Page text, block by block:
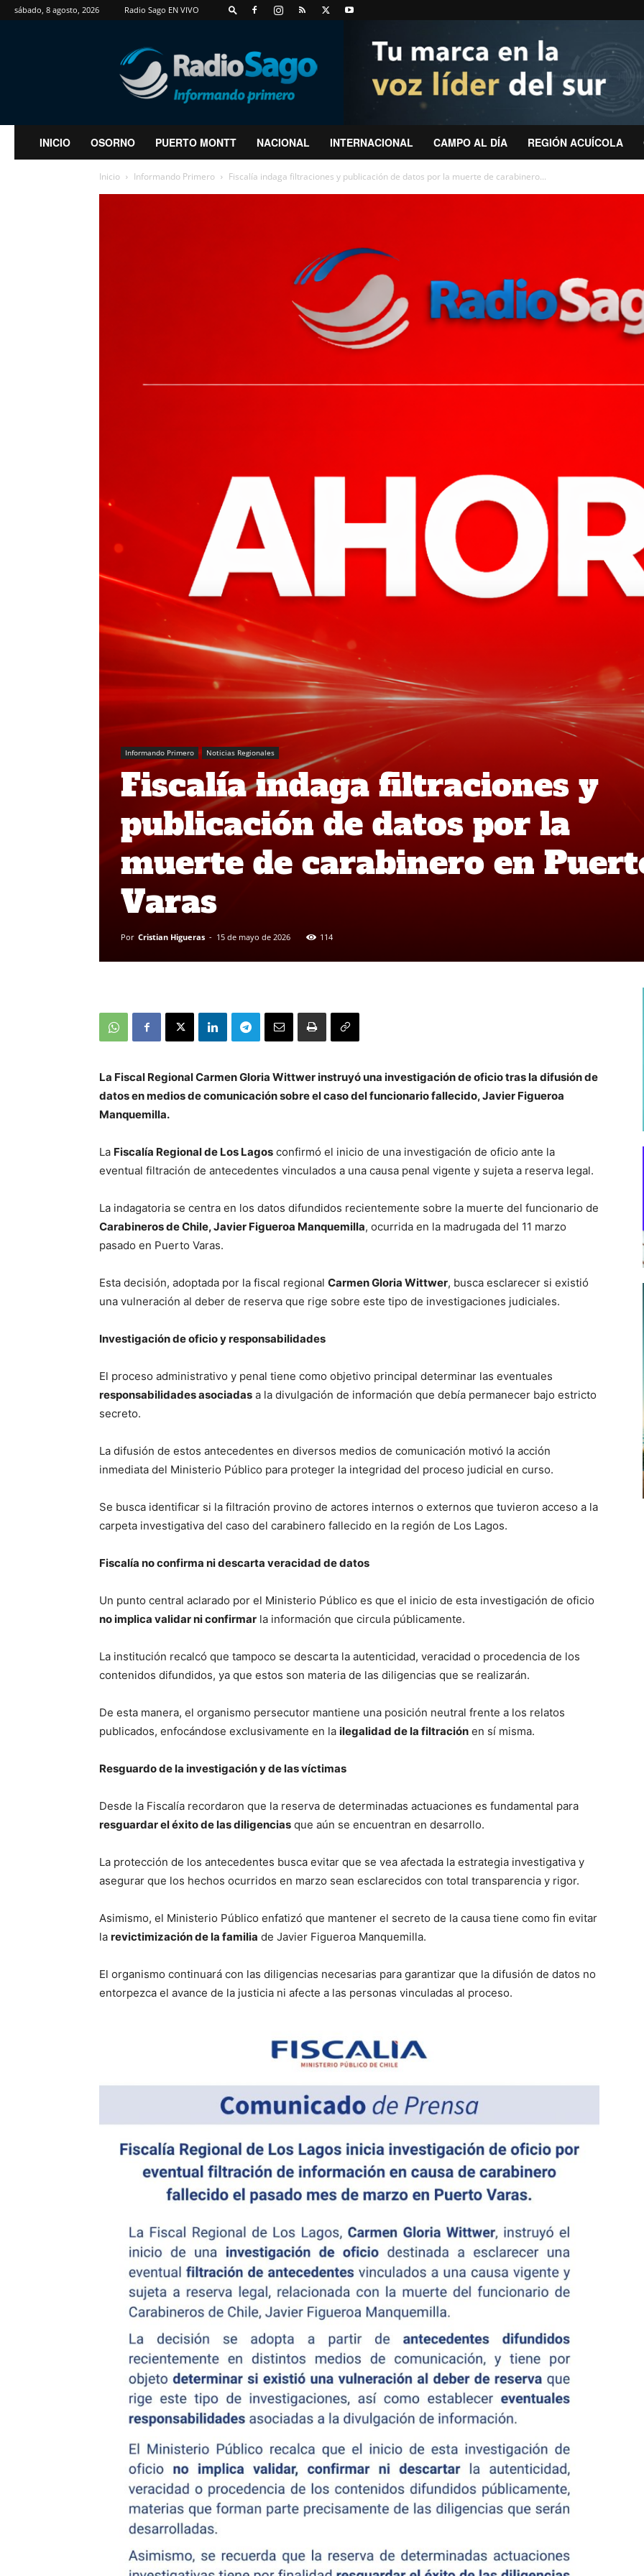
sábado, 8 agosto, 2026 Radio Sago EN VIVO
RadioSago
INICIO OSORNO PUERTO MONTT NACIONAL INTERNACIONAL CAMPO AL DÍA REGIÓN ACUÍCOLA
Inicio Informando Primero Fiscalía indaga filtraciones y publicación de datos por la muerte de carabinero...
Informando Primero Noticias Regionales
Fiscalía indaga filtraciones y
publicación de datos por la
muerte de carabinero en
Varas
Por Cristian Higueras - 15 de mayo de 2026 114
La Fiscal Regional Carmen Gloria Wittwer instruyó una investigación de oficio tras la difusión de
datos en medios de comunicación sobre el caso del funcionario fallecido, Javier Figueroa
Manquemilla.
La Fiscalía Regional de Los Lagos confirmó el inicio de una investigación de oficio ante la
eventual filtración de antecedentes vinculados a una causa penal vigente y sujeta a reserva legal.
La indagatoria se centra en los datos difundidos recientemente sobre la muerte del funcionario de
Carabineros de Chile, Javier Figueroa Manquemilla, ocurrida en la madrugada del 11 marzo
pasado en Puerto Varas.
Esta decisión, adoptada por la fiscal regional Carmen Gloria Wittwer, busca esclarecer si existió
una vulneración al deber de reserva que rige sobre este tipo de investigaciones judiciales.
Investigación de oficio y responsabilidades
El proceso administrativo y penal tiene como objetivo principal determinar las eventuales
responsabilidades asociadas a la divulgación de información que debía permanecer bajo estricto
secreto.
La difusión de estos antecedentes en diversos medios de comunicación motivó la acción
inmediata del Ministerio Público para proteger la integridad del proceso judicial en curso.
Se busca identificar si la filtración provino de actores internos o externos que tuvieron acceso a la
carpeta investigativa del caso del carabinero fallecido en la región de Los Lagos.
Fiscalía no confirma ni descarta veracidad de datos
Un punto central aclarado por el Ministerio Público es que el inicio de esta investigación de oficio
no implica validar ni confirmar la información que circula públicamente.
La institución recalcó que tampoco se descarta la autenticidad, veracidad o procedencia de los
contenidos difundidos, ya que estos son materia de las diligencias que se realizarán.
De esta manera, el organismo persecutor mantiene una posición neutral frente a los relatos
publicados, enfocándose exclusivamente en la ilegalidad de la filtración en sí misma.
Resguardo de la investigación y de las víctimas
Desde la Fiscalía recordaron que la reserva de determinadas actuaciones es fundamental para
resguardar el éxito de las diligencias que aún se encuentran en desarrollo.
La protección de los antecedentes busca evitar que se vea afectada la estrategia investigativa y
asegurar que los hechos ocurridos en marzo sean esclarecidos con total transparencia y rigor.
Asimismo, el Ministerio Público enfatizó que mantener el secreto de la causa tiene como fin evitar
la revictimización de la familia de Javier Figueroa Manquemilla.
El organismo continuará con las diligencias necesarias para garantizar que la difusión de datos no
entorpezca el avance de la justicia ni afecte a las personas vinculadas al proceso.